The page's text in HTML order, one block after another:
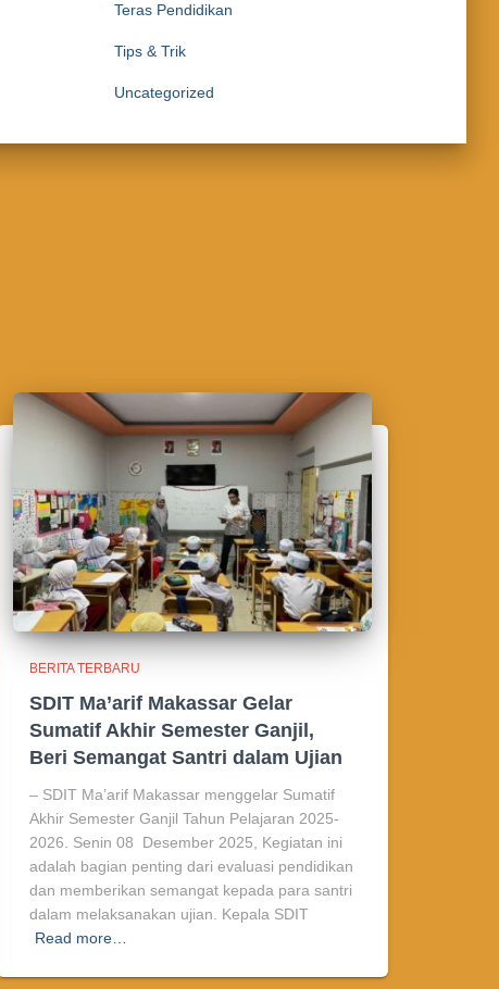
Teras Pendidikan
Tips & Trik
Uncategorized
BERITA TERBARU
SDIT Ma’arif Makassar Gelar
Sumatif Akhir Semester Ganjil,
Beri Semangat Santri dalam Ujian
– SDIT Ma’arif Makassar menggelar Sumatif
Akhir Semester Ganjil Tahun Pelajaran 2025-
2026. Senin 08 Desember 2025, Kegiatan ini
adalah bagian penting dari evaluasi pendidikan
dan memberikan semangat kepada para santri
dalam melaksanakan ujian. Kepala SDIT
Read more…